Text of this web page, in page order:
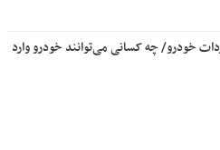
خودرو/ چه کسانی می‌توانند خودرو وارد